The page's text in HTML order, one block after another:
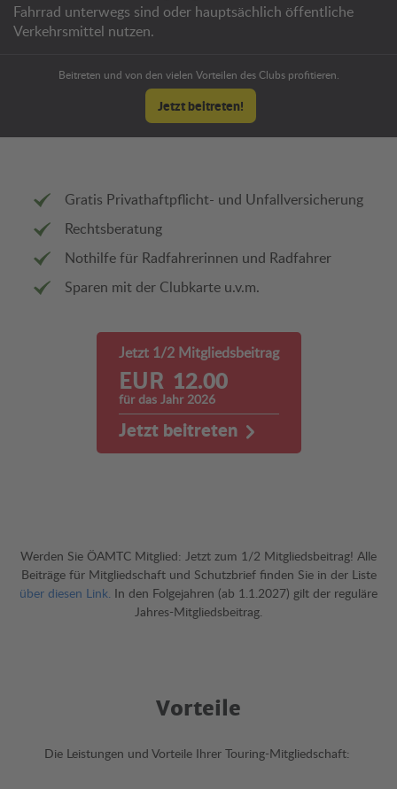
Fahrrad unterwegs sind oder hauptsächlich öffentliche
Verkehrsmittel nutzen.
Beitreten und von den vielen Vorteilen des Clubs profitieren.
Jetzt beitreten!
Gratis Privathaftpflicht- und Unfallversicherung
Rechtsberatung
Nothilfe für Radfahrerinnen und Radfahrer
Sparen mit der Clubkarte u.v.m.
Jetzt 1/2 Mitgliedsbeitrag
EUR 12.00
für das Jahr 2026
Jetzt beitreten
Werden Sie ÖAMTC Mitglied: Jetzt zum 1/2 Mitgliedsbeitrag! Alle
Beiträge für Mitgliedschaft und Schutzbrief finden Sie in der Liste
über diesen Link. In den Folgejahren (ab 1.1.2027) gilt der reguläre
Jahres-Mitgliedsbeitrag.
Vorteile
Die Leistungen und Vorteile Ihrer Touring-Mitgliedschaft: